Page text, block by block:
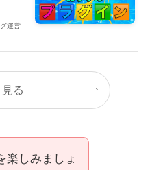
運営
る
楽しみましょ